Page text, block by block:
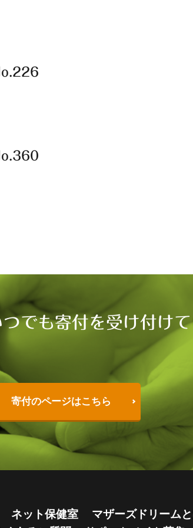
でも寄付を受け付け
寄付のページはこちら
ネット保健室 マザーズドリーム